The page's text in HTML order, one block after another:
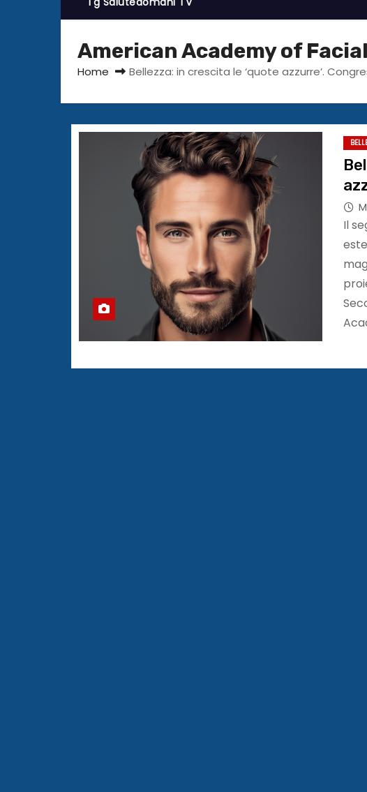
American Academy of
Home Bellezza: in crescita le ‘quote azzurre’.
Il